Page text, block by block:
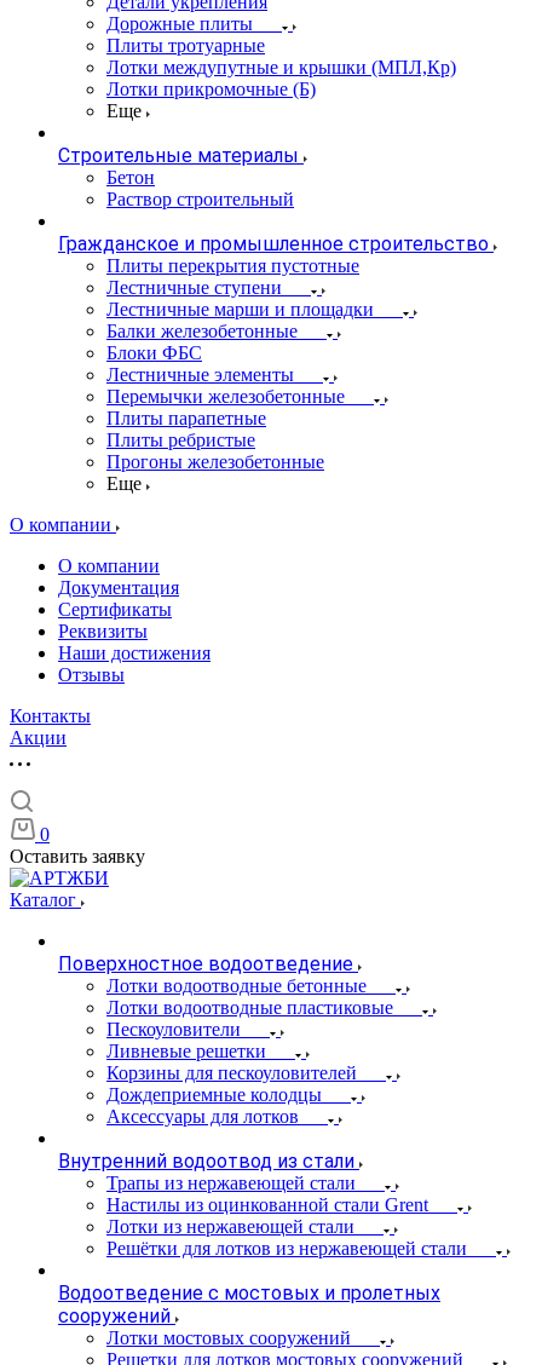
Дорожные плиты
Плиты тротуарные
Лотки междупутные и крышки (МПЛ,Кр)
Лотки прикромочные (Б)
Еще
Строительные материалы
Бетон
Раствор строительный
Гражданское и промышленное строительство
Плиты перекрытия пустотные
Лестничные ступени
Лестничные марши и площадки
Балки железобетонные
Блоки ФБС
Лестничные элементы
Перемычки железобетонные
Плиты парапетные
Плиты ребристые
Прогоны железобетонные
Еще
О компании
О компании
Документация
Сертификаты
Реквизиты
Наши достижения
Отзывы
Контакты
Акции
0
Оставить заявку
Каталог
Поверхностное водоотведение
Лотки водоотводные бетонные
Лотки водоотводные пластиковые
Пескоуловители
Ливневые решетки
Корзины для пескоуловителей
Дождеприемные колодцы
Аксессуары для лотков
Внутренний водоотвод из стали
Трапы из нержавеющей стали
Настилы из оцинкованной стали Grent
Лотки из нержавеющей стали
Решётки для лотков из нержавеющей стали
Водоотведение с мостовых и пролетных
сооружений
Лотки мостовых сооружений
Решетки для лотков мостовых сооружений